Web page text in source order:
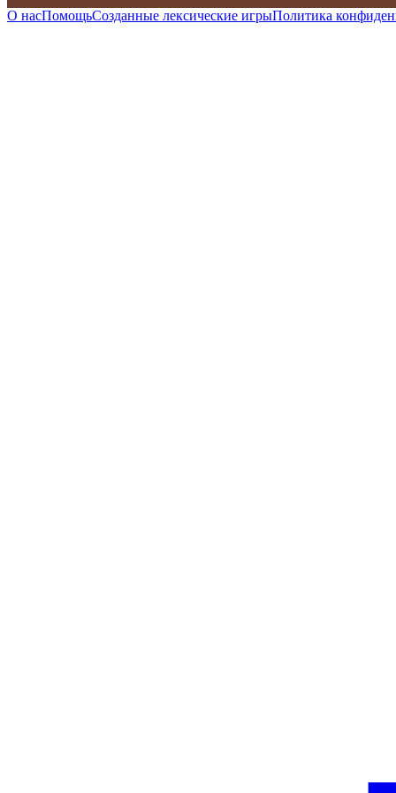
О насПомощьСозданные лексические игрыПолитика